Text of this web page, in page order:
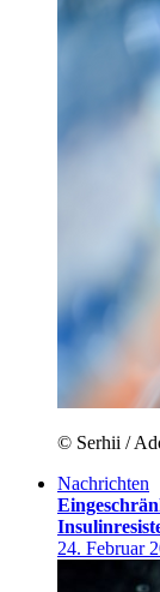
© Serhii /
Nachrichten
24. Februar